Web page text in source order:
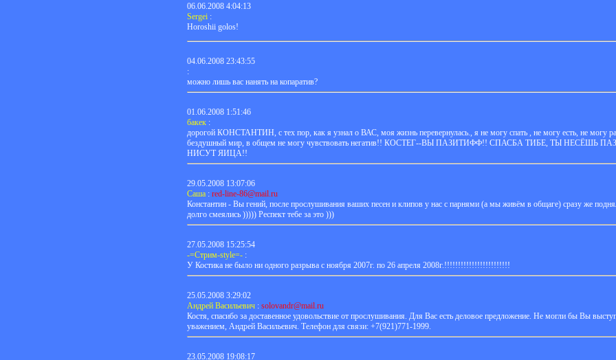
06.06.2008 4:04:13
Sergei :
Horoshii golos!
04.06.2008 23:43:55
:
можно лишь вас нанять на копаратив?
01.06.2008 1:51:46
бакек :
дорогой КОНСТАНТИН, с тех пор, как я узнал о ВАС, моя жизнь перевернулась., я не могу спать , не могу есть, не могу
бездушный мир, в общем не могу чувствовать негатив!! КОСТЕГ--ВЫ ПАЗИТИФФ!! СПАСБА ТИБЕ, ТЫ
НИСУТ ЯИЦА!!
29.05.2008 13:07:06
Саша : red-line-86@mail.ru
Константин - Вы гений, после прослушивания ваших песен и клипов у нас с парнями (а мы живём в общаге) сразу же
долго смеялись ))))) Респект тебе за это )))
27.05.2008 15:25:54
-=Стрим-style=- :
У Костика не было ни одного разрыва с ноября 2007г. по 26 апреля 2008г.!!!!!!!!!!!!!!!!!!!!!!!!
25.05.2008 3:29:02
Андрей Васильевич : solovandr@mail.ru
Костя, спасибо за доставенное удовольствие от прослушивания. Для Вас есть деловое предложение. Не могли бы Вы
уважением, Андрей Васильевич. Телефон для связи: +7(921)771-1999.
23.05.2008 19:08:17